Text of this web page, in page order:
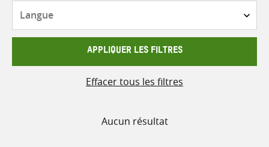
APPLIQUER LES FILTRES
Effacer tous les filtres
Aucun résultat